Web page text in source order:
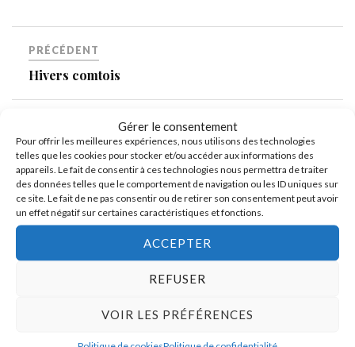
Gérer le consentement
Pour offrir les meilleures expériences, nous utilisons des technologies
telles que les cookies pour stocker et/ou accéder aux informations des
appareils. Le fait de consentir à ces technologies nous permettra de traiter
des données telles que le comportement de navigation ou les ID uniques sur
ce site. Le fait de ne pas consentir ou de retirer son consentement peut avoir
un effet négatif sur certaines caractéristiques et fonctions.
ACCEPTER
REFUSER
VOIR LES PRÉFÉRENCES
PRÉCÉDENT
Hivers comtois
Les Comores, Récit de voyage, décembre 1955-
juin 1956